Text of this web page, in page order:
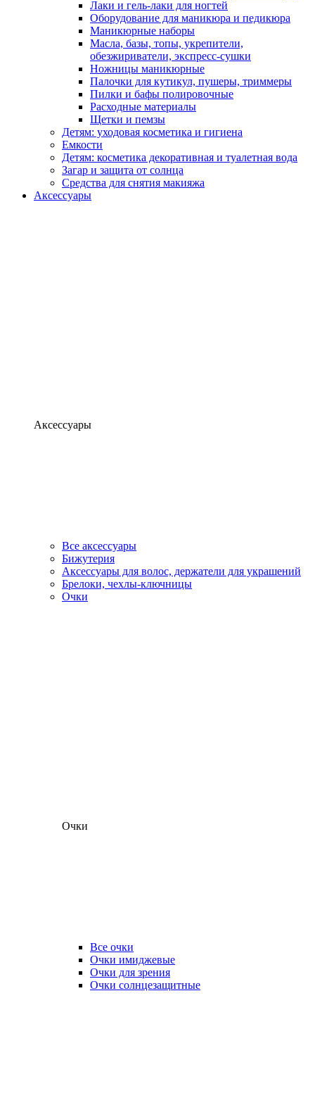
Лаки и гель-лаки для ногтей
Оборудование для маникюра и педикюра
Маникюрные наборы
Масла, базы, топы, укрепители,
обезжириватели, экспресс-сушки
Ножницы маникюрные
Палочки для кутикул, пушеры, триммеры
Пилки и бафы полировочные
Расходные материалы
Щетки и пемзы
Детям: уходовая косметика и гигиена
Емкости
Детям: косметика декоративная и туалетная вода
Загар и защита от солнца
Средства для снятия макияжа
Аксессуары
Аксессуары
Все аксессуары
Бижутерия
Аксессуары для волос, держатели для украшений
Брелоки, чехлы-ключницы
Очки
Очки
Все очки
Очки имиджевые
Очки для зрения
Очки солнцезащитные